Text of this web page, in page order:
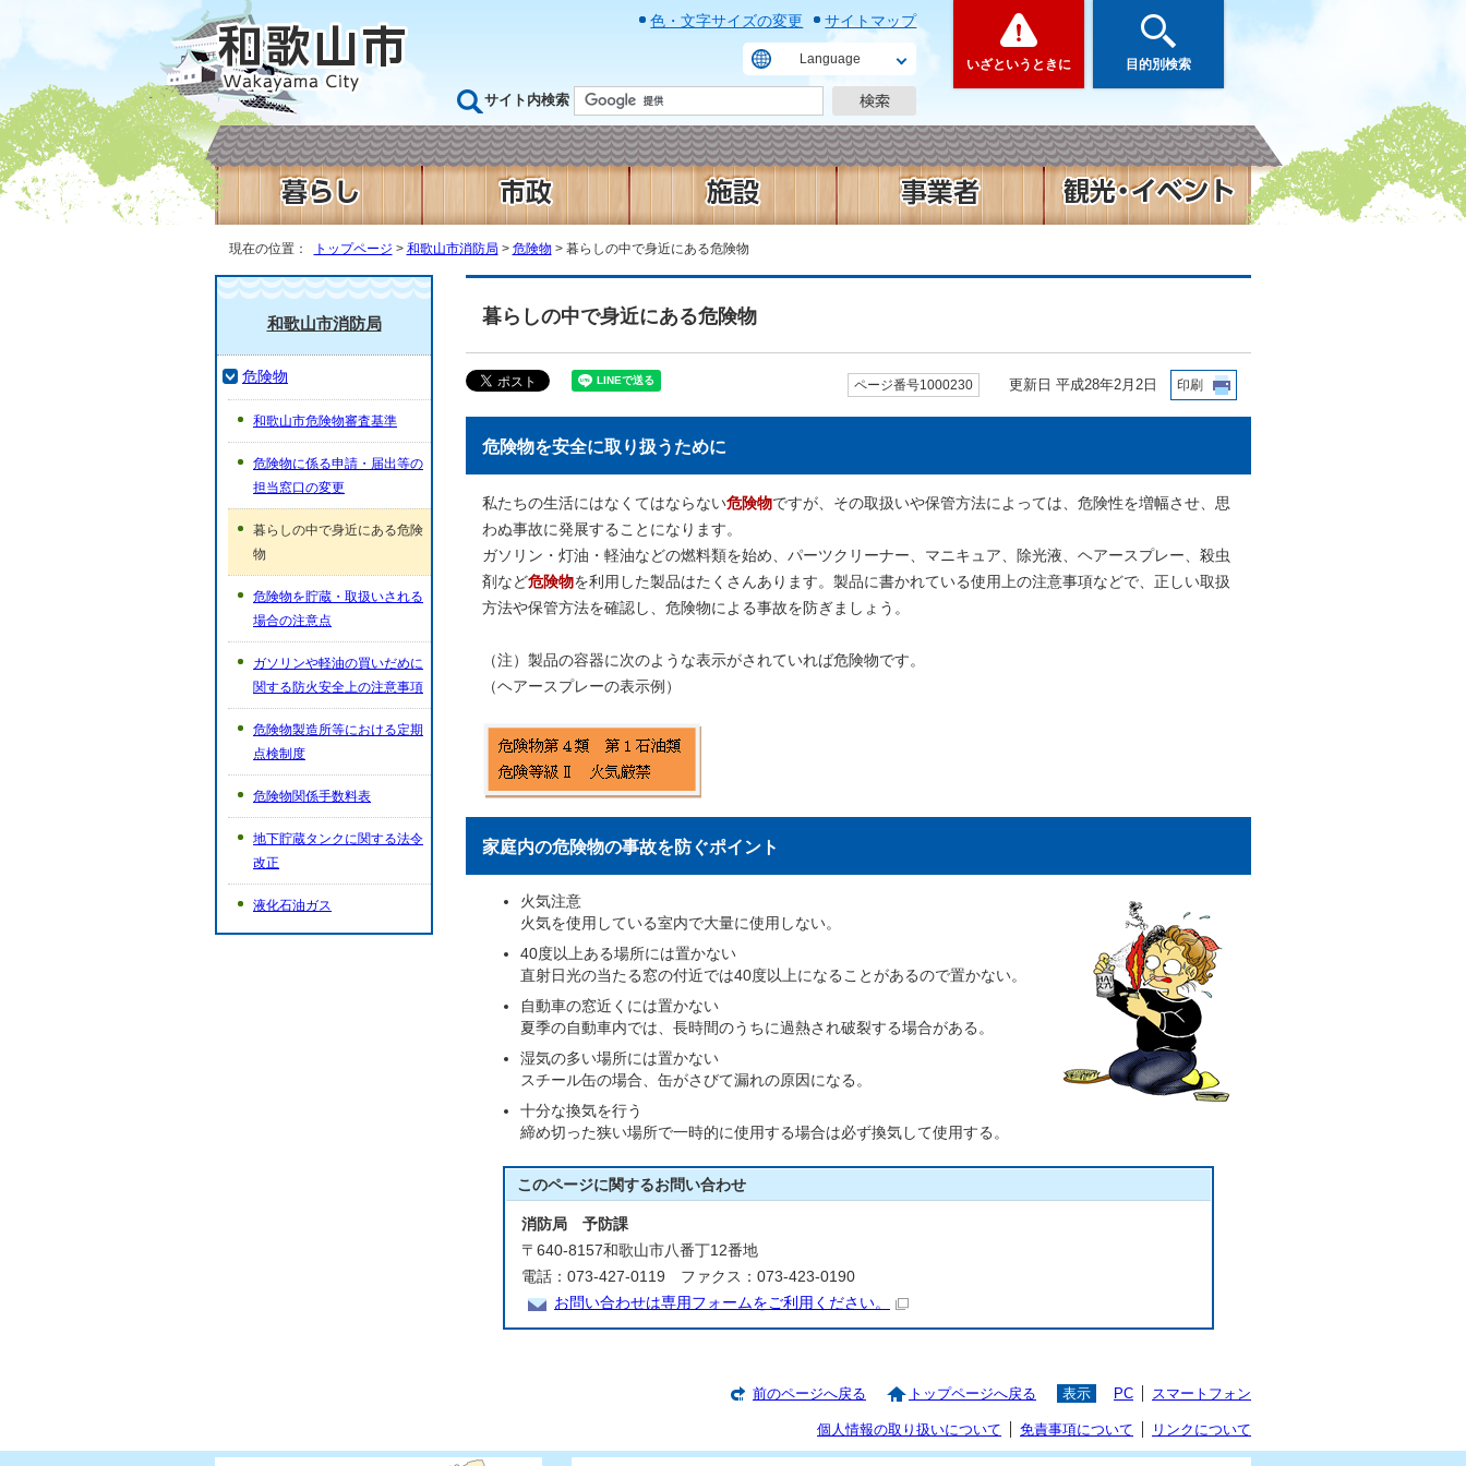
色・文字サイズの変更 サイトマップ
Language
サイト内検索
いざというときに 目的別検索
現在の位置： トップページ > 和歌山市消防局 > 危険物 > 暮らしの中で身近にある危険物
暮らしの中で身近にある危険物
ページ番号1000230 更新日 平成28年2月2日 印刷
危険物を安全に取り扱うために
私たちの生活にはなくてはならない危険物ですが、その取扱いや保管方法によっては、危険性を増幅させ、思
わぬ事故に発展することになります。
ガソリン・灯油・軽油などの燃料類を始め、パーツクリーナー、マニキュア、除光液、ヘアースプレー、殺虫
剤など危険物を利用した製品はたくさんあります。製品に書かれている使用上の注意事項などで、正しい取扱
方法や保管方法を確認し、危険物による事故を防ぎましょう。
（注）製品の容器に次のような表示がされていれば危険物です。
（ヘアースプレーの表示例）
家庭内の危険物の事故を防ぐポイント
火気注意
火気を使用している室内で大量に使用しない。
40度以上ある場所には置かない
直射日光の当たる窓の付近では40度以上になることがあるので置かない。
自動車の窓近くには置かない
夏季の自動車内では、長時間のうちに過熱され破裂する場合がある。
湿気の多い場所には置かない
スチール缶の場合、缶がさびて漏れの原因になる。
十分な換気を行う
締め切った狭い場所で一時的に使用する場合は必ず換気して使用する。
このページに関するお問い合わせ
消防局 予防課
〒640-8157和歌山市八番丁12番地
電話：073-427-0119 ファクス：073-423-0190
お問い合わせは専用フォームをご利用ください。
和歌山市消防局
危険物
和歌山市危険物審査基準
危険物に係る申請・届出等の
担当窓口の変更
暮らしの中で身近にある危険
物
危険物を貯蔵・取扱いされる
場合の注意点
ガソリンや軽油の買いだめに
関する防火安全上の注意事項
危険物製造所等における定期
点検制度
危険物関係手数料表
地下貯蔵タンクに関する法令
改正
液化石油ガス
前のページへ戻る トップページへ戻る 表示 PC スマートフォン
個人情報の取り扱いについて 免責事項について リンクについて